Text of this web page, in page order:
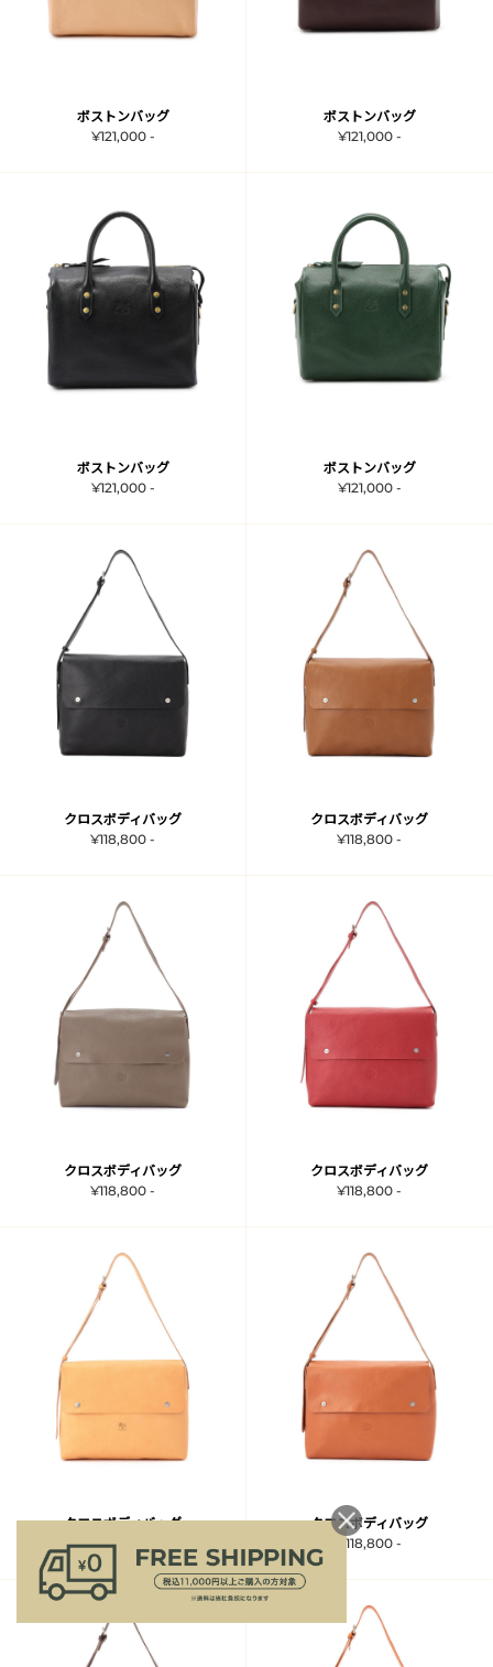
ボストンバッグ
¥121,000 -
ボストンバッグ
¥121,000 -
ボストンバッグ
¥121,000 -
ボストンバッグ
¥121,000 -
クロスボディバッグ
¥118,800 -
クロスボディバッグ
¥118,800 -
クロスボディバッグ
¥118,800 -
クロスボディバッグ
¥118,800 -
クロスボディバッグ
¥118,800 -
クロスボディバッグ
¥118,800 -